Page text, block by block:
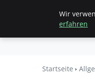
Beyond
Startseite
Wir
erfahren